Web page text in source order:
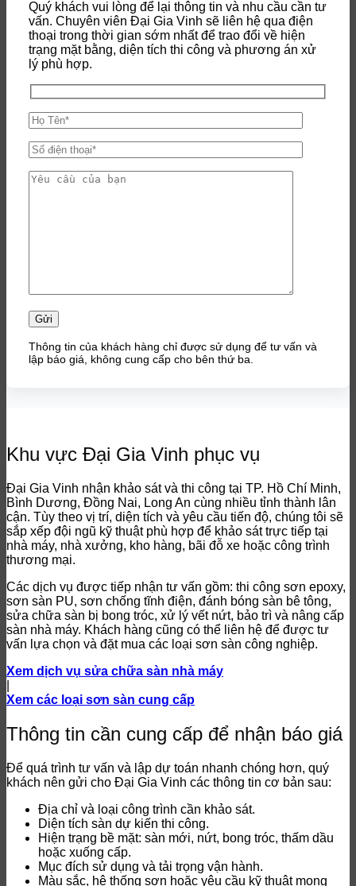
Quý khách vui lòng để lại thông tin và nhu cầu cần tư
vấn. Chuyên viên Đại Gia Vinh sẽ liên hệ qua điện
thoại trong thời gian sớm nhất để trao đổi về hiện
trạng mặt bằng, diện tích thi công và phương án xử
lý phù hợp.
Thông tin của khách hàng chỉ được sử dụng để tư vấn và
lập báo giá, không cung cấp cho bên thứ ba.
Khu vực Đại Gia Vinh phục vụ
Đại Gia Vinh nhận khảo sát và thi công tại TP. Hồ Chí Minh,
Bình Dương, Đồng Nai, Long An cùng nhiều tỉnh thành lân
cận. Tùy theo vị trí, diện tích và yêu cầu tiến độ, chúng tôi sẽ
sắp xếp đội ngũ kỹ thuật phù hợp để khảo sát trực tiếp tại
nhà máy, nhà xưởng, kho hàng, bãi đỗ xe hoặc công trình
thương mại.
Các dịch vụ được tiếp nhận tư vấn gồm: thi công sơn epoxy,
sơn sàn PU, sơn chống tĩnh điện, đánh bóng sàn bê tông,
sửa chữa sàn bị bong tróc, xử lý vết nứt, bảo trì và nâng cấp
sàn nhà máy. Khách hàng cũng có thể liên hệ để được tư
vấn lựa chọn và đặt mua các loại sơn sàn công nghiệp.
Xem dịch vụ sửa chữa sàn nhà máy
Xem các loại sơn sàn cung cấp
Thông tin cần cung cấp để nhận báo giá
Để quá trình tư vấn và lập dự toán nhanh chóng hơn, quý
khách nên gửi cho Đại Gia Vinh các thông tin cơ bản sau:
Địa chỉ và loại công trình cần khảo sát.
Diện tích sàn dự kiến thi công.
Hiện trạng bề mặt: sàn mới, nứt, bong tróc, thấm dầu
hoặc xuống cấp.
Mục đích sử dụng và tải trọng vận hành.
Màu sắc, hệ thống sơn hoặc yêu cầu kỹ thuật mong